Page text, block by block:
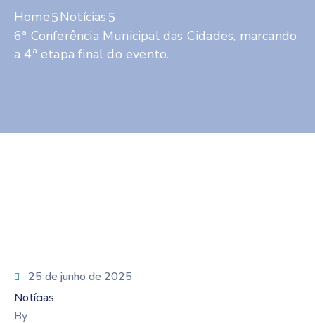
Home
Notícias
6ª Conferência Municipal das Cidades, marcando
a 4ª etapa final do evento.
25 de junho de 2025
Notícias
By